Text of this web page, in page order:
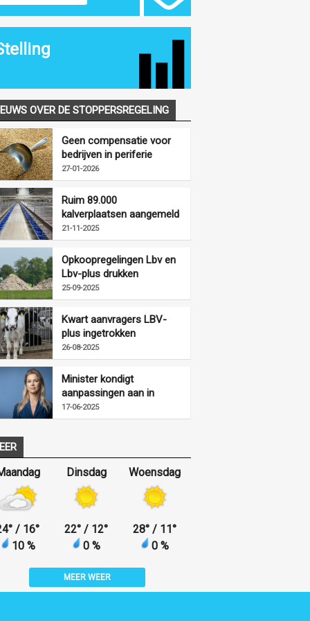
OVER DE STOPPERSREGELING
Geen compensatie voor
bedrijven in periferie
vanwege
opkoopregelingen
27-01-2026
Ruim 89.000
kalverplaatsen aangemeld
voor LBV-plus
21-11-2025
Opkoopregelingen Lbv en
Lbv-plus drukken
mestproductie fors
25-09-2025
Kwart aanvragers LBV-
plus ingetrokken
26-08-2025
Minister kondigt
aanpassingen aan in
uitvoering LBV-regeling
17-06-2025
° / 16°
10 %
Dinsdag
22° / 12°
0 %
Woensdag
28° / 11°
0 %
MEER WEER